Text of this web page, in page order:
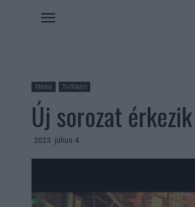
Média Tv/Rádió
Új sorozat
2023. július 4.